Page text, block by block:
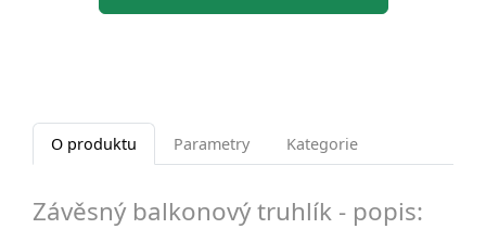
O produktu Parametry Kategorie
Závěsný balkonový truhlík - popis: